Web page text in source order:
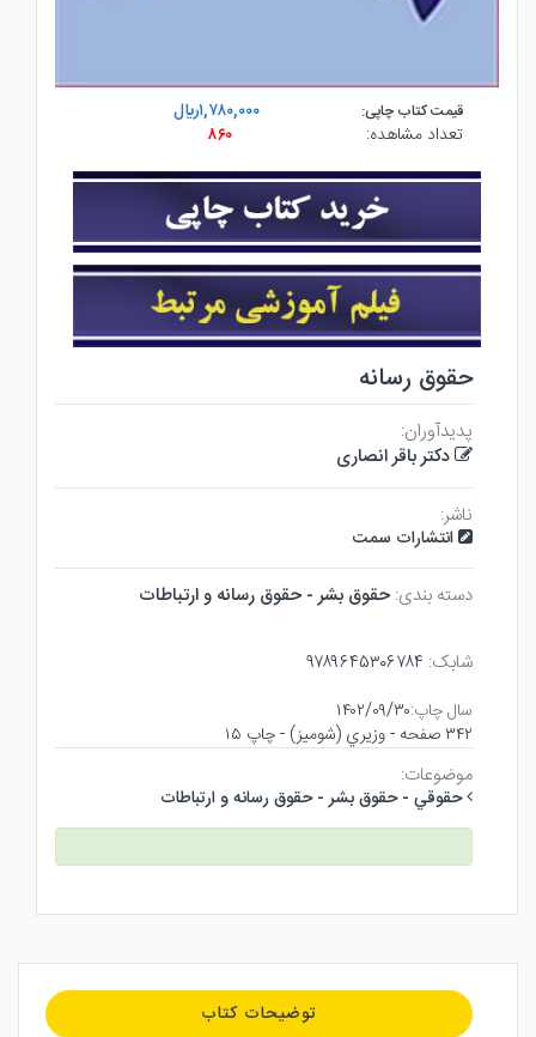
قیمت کتاب چاپی:
۱,۷۸۰,۰۰۰ريال
تعداد مشاهده:
۸۶۰
حقوق رسانه
پدیدآوران:
دکتر باقر انصاری
ناشر:
انتشارات سمت
دسته بندی: حقوق بشر - حقوق رسانه و ارتباطات
شابک: ۹۷۸۹۶۴۵۳۰۶۷۸۴
سال چاپ:۱۴۰۲/۰۹/۳۰
۳۴۲ صفحه - وزيري (شوميز) - چاپ ۱۵
موضوعات:
حقوقي - حقوق بشر - حقوق رسانه و ارتباطات
توضیحات کتاب